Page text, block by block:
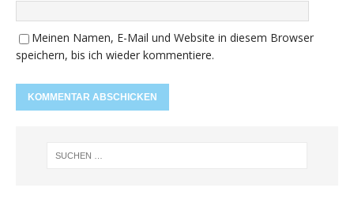
Meinen Namen, E-Mail und Website in diesem Browser
speichern, bis ich wieder kommentiere.